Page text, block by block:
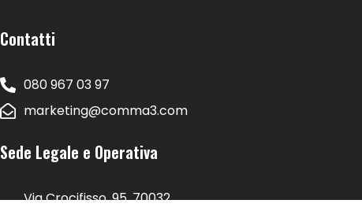
Contatti
080 967 03 97
marketing@comma3.com
Sede Legale e Operativa
Via Crocifisso, 95, 70032